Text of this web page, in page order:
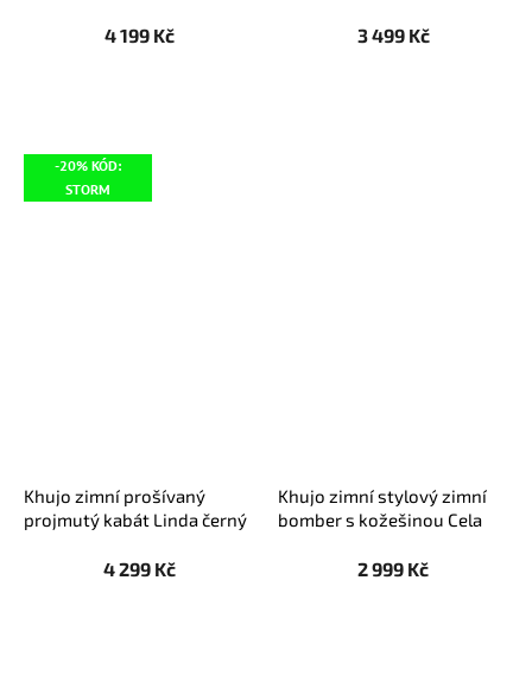
4 199 Kč 3 499 Kč
-20% KÓD:
STORM
Khujo zimní prošívaný
projmutý kabát Linda černý
4 299 Kč
Khujo zimní stylový zimní
bomber s kožešinou Cela
2 999 Kč